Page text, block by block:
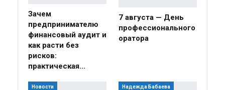
Зачем
предпринимателю
финансовый аудит и
как расти без
рисков:
практическая…
7 августа — День
профессионального
оратора
Новости Надежда Бабаева